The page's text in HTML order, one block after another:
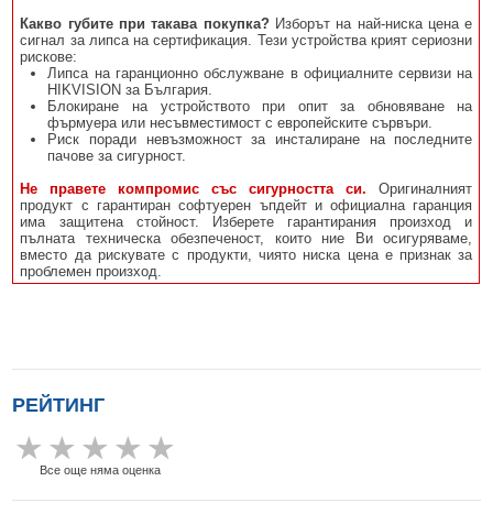
Какво губите при такава покупка?Изборът на най-ниска цена е
сигнал за липса на сертификация. Тези устройства крият сериозни
рискове:
Липса на гаранционно обслужване в официалните сервизи на
HIKVISION за България.
Блокиране на устройството при опит за обновяване на
фърмуера или несъвместимост с европейските сървъри.
Риск поради невъзможност за инсталиране на последните
пачове за сигурност.
Не правете компромис със сигурността си. Оригиналният
продукт с гарантиран софтуерен ъпдейт и официална гаранция
има защитена стойност. Изберете гарантирания произход и
пълната техническа обезпеченост, които ние Ви осигуряваме,
вместо да рискувате с продукти, чиято ниска цена е признак за
проблемен произход.
РЕЙТИНГ
Все още няма оценка